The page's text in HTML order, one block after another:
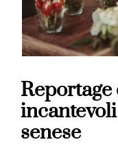
Reportage
senese